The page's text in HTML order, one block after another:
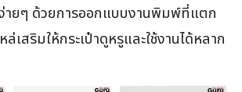
ายๆ ด้วยการออกแบบงานพิมพ์ที่แตก
เสริมให้กระเป๋าดูหรูและใช้งานได้หลาก